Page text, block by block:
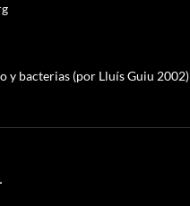
y bacterias (por Lluís Guiu 2002)